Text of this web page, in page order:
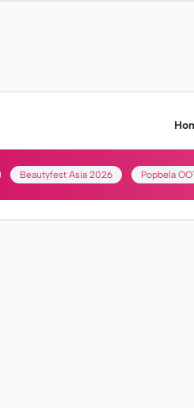
Beautyfest Asia 2026 Popbela